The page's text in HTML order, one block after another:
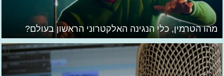
מהו הטרמין, כלי הנגינה האלקטרוני הראשון בעולם?